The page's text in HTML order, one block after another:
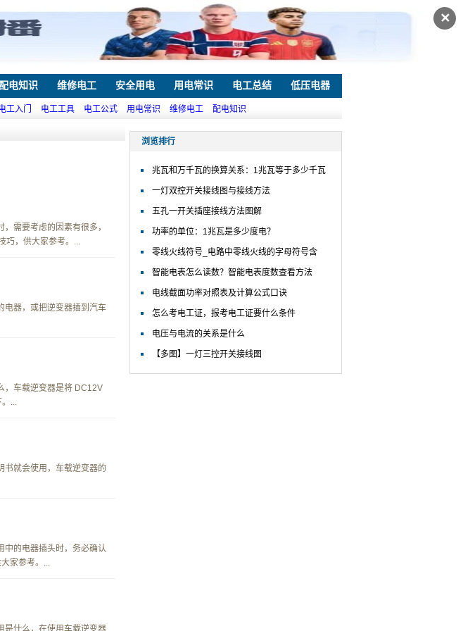
✕
配电知识 维修电工 安全用电 用电常识 电工总结 低压电器
工入门 电工工具 电工公式 用电常识 维修电工 配电知识
需要考虑的因素有很多，
巧，供大家参考。...
电器，或把逆变器插到汽车
，车载逆变器是将 DC12V
...
书就会使用，车载逆变器的
中的电器插头时，务必确认
家参考。...
是什么，在使用车载逆变器
浏览排行
兆瓦和万千瓦的换算关系：1兆瓦等于多少千瓦
一灯双控开关接线图与接线方法
五孔一开关插座接线方法图解
功率的单位：1兆瓦是多少度电？
零线火线符号_电路中零线火线的字母符号含
智能电表怎么读数？智能电表度数查看方法
电线截面功率对照表及计算公式口诀
怎么考电工证，报考电工证要什么条件
电压与电流的关系是什么
【多图】一灯三控开关接线图